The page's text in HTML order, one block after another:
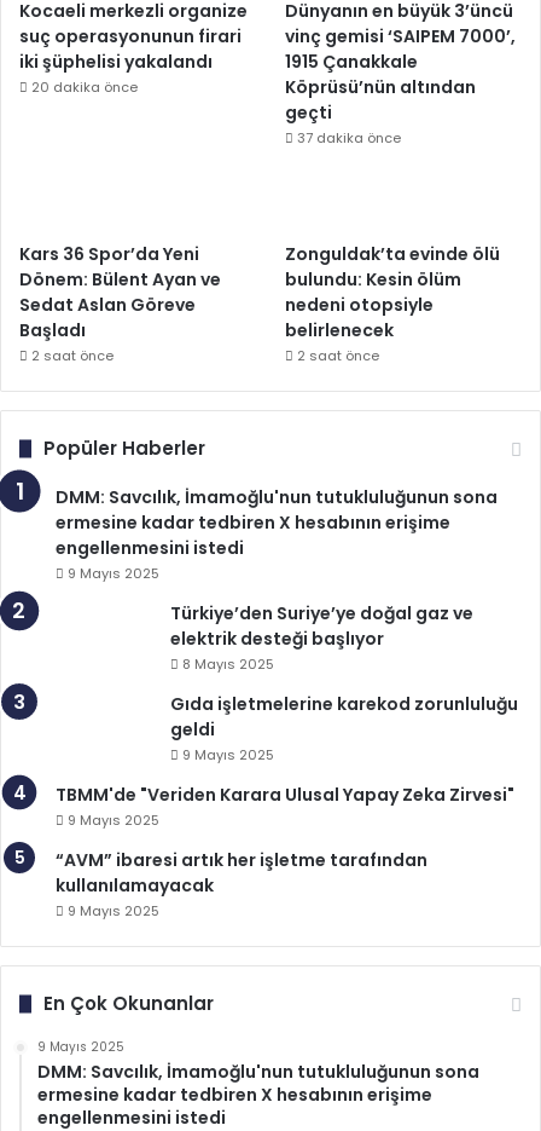
Kocaeli merkezli organize
suç operasyonunun firari
iki şüphelisi yakalandı
20 dakika önce
Dünyanın en büyük 3’üncü
vinç gemisi ‘SAIPEM 7000’,
1915 Çanakkale
Köprüsü’nün altından
geçti
37 dakika önce
Kars 36 Spor’da Yeni
Dönem: Bülent Ayan ve
Sedat Aslan Göreve
Başladı
2 saat önce
Zonguldak’ta evinde ölü
bulundu: Kesin ölüm
nedeni otopsiyle
belirlenecek
2 saat önce
Popüler Haberler
DMM: Savcılık, İmamoğlu'nun tutukluluğunun sona
ermesine kadar tedbiren X hesabının erişime
engellenmesini istedi
9 Mayıs 2025
Türkiye’den Suriye’ye doğal gaz ve
elektrik desteği başlıyor
8 Mayıs 2025
Gıda işletmelerine karekod zorunluluğu
geldi
9 Mayıs 2025
TBMM'de "Veriden Karara Ulusal Yapay Zeka Zirvesi"
9 Mayıs 2025
“AVM” ibaresi artık her işletme tarafından
kullanılamayacak
9 Mayıs 2025
En Çok Okunanlar
9 Mayıs 2025
DMM: Savcılık, İmamoğlu'nun tutukluluğunun sona
ermesine kadar tedbiren X hesabının erişime
engellenmesini istedi